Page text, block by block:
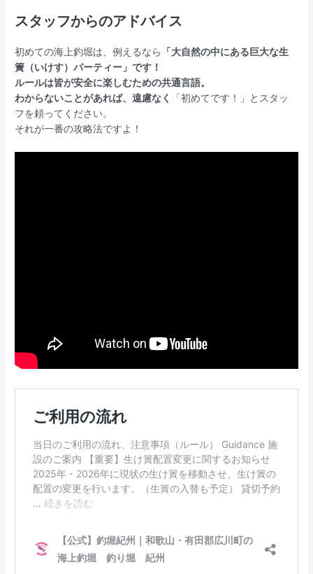
スタッフからのアドバイス
初めての海上釣堀は、例えるなら
「大自然の中にある巨大な生
簀（いけす）パーティー」です！
ルールは皆が安全に楽しむための共通言語。
わからないことがあれば、遠慮なく
「初めてです！」とスタッ
フを頼ってください。
それが一番の攻略法ですよ！